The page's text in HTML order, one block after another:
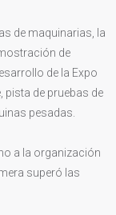
de maquinarias, la
de
de la Expo
pista de pruebas de
pesadas.
a la organización
superó las